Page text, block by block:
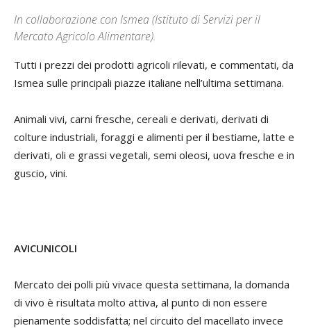
In collaborazione con Ismea (Istituto di Servizi per il
Mercato Agricolo Alimentare).
Tutti i prezzi dei prodotti agricoli rilevati, e commentati, da
Ismea sulle principali piazze italiane nell’ultima settimana.
Animali vivi, carni fresche, cereali e derivati, derivati di
colture industriali, foraggi e alimenti per il bestiame, latte e
derivati, oli e grassi vegetali, semi oleosi, uova fresche e in
guscio, vini.
AVICUNICOLI
Mercato dei polli più vivace questa settimana, la domanda
di vivo è risultata molto attiva, al punto di non essere
pienamente soddisfatta; nel circuito del macellato invece